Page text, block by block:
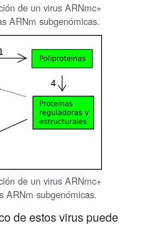
de un virus ARNmc+
ARNm subgenómicas.
de un virus ARNmc+
ARNm subgenómicas.
de estos virus puede